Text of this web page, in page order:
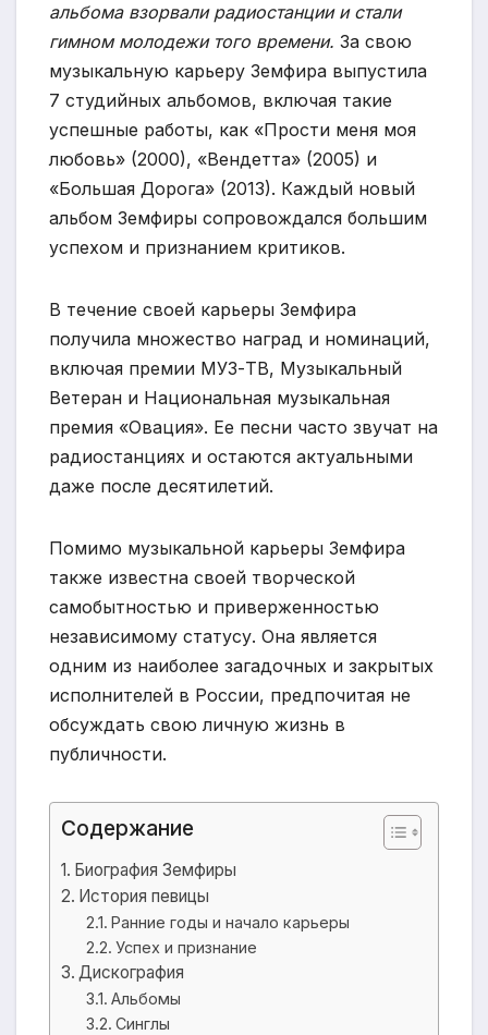
альбома взорвали радиостанции и стали
гимном молодежи того времени. За свою
музыкальную карьеру Земфира выпустила
7 студийных альбомов, включая такие
успешные работы, как «Прости меня моя
любовь» (2000), «Вендетта» (2005) и
«Большая Дорога» (2013). Каждый новый
альбом Земфиры сопровождался большим
успехом и признанием критиков.
В течение своей карьеры Земфира
получила множество наград и номинаций,
включая премии МУЗ-ТВ, Музыкальный
Ветеран и Национальная музыкальная
премия «Овация». Ее песни часто звучат на
радиостанциях и остаются актуальными
даже после десятилетий.
Помимо музыкальной карьеры Земфира
также известна своей творческой
самобытностью и приверженностью
независимому статусу. Она является
одним из наиболее загадочных и закрытых
исполнителей в России, предпочитая не
обсуждать свою личную жизнь в
публичности.
Содержание
Биография Земфиры
История певицы
Ранние годы и начало карьеры
Успех и признание
Дискография
Альбомы
Синглы